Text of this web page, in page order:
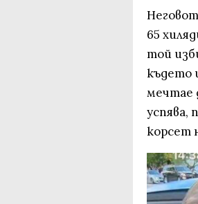
65
той
където
мечтае
успява,
корсет